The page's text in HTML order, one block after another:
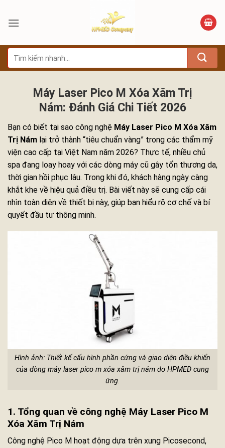
qua
dung
Tìm
kiếm:
Máy Laser Pico M Xóa Xăm Trị
Nám: Đánh Giá Chi Tiết 2026
Bạn có biết tại sao công nghệ Máy Laser Pico M Xóa Xăm
Trị Nám lại trở thành “tiêu chuẩn vàng” trong các thẩm mỹ
viện cao cấp tại Việt Nam năm 2026? Thực tế, nhiều chủ
spa đang loay hoay với các dòng máy cũ gây tổn thương da,
thời gian hồi phục lâu. Trong khi đó, khách hàng ngày càng
khắt khe về hiệu quả điều trị. Bài viết này sẽ cung cấp cái
nhìn toàn diện về thiết bị này, giúp bạn hiểu rõ cơ chế và bí
quyết đầu tư thông minh.
Hình ảnh: Thiết kế cấu hình phần cứng và giao diện điều khiển
của dòng máy laser pico m xóa xăm trị nám do HPMED cung
ứng.
1. Tổng quan về công nghệ Máy Laser Pico M
Xóa Xăm Trị Nám
Công nghệ Pico M hoạt động dựa trên xung Picosecond,